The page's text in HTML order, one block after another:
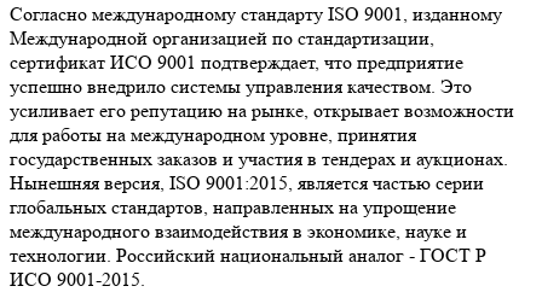
Согласно международному стандарту ISO 9001, изданному
Международной организацией по стандартизации,
сертификат ИСО 9001 подтверждает, что предприятие
успешно внедрило системы управления качеством. Это
усиливает его репутацию на рынке, открывает возможности
для работы на международном уровне, принятия
государственных заказов и участия в тендерах и аукционах.
Нынешняя версия, ISO 9001:2015, является частью серии
глобальных стандартов, направленных на упрощение
международного взаимодействия в экономике, науке и
технологии. Российский национальный аналог - ГОСТ Р
ИСО 9001-2015.